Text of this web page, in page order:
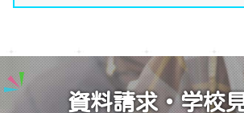
GW期間中の対応についてご案内
【十日町】夏季休暇のお知らせ
2025
2024
資料請求・学校